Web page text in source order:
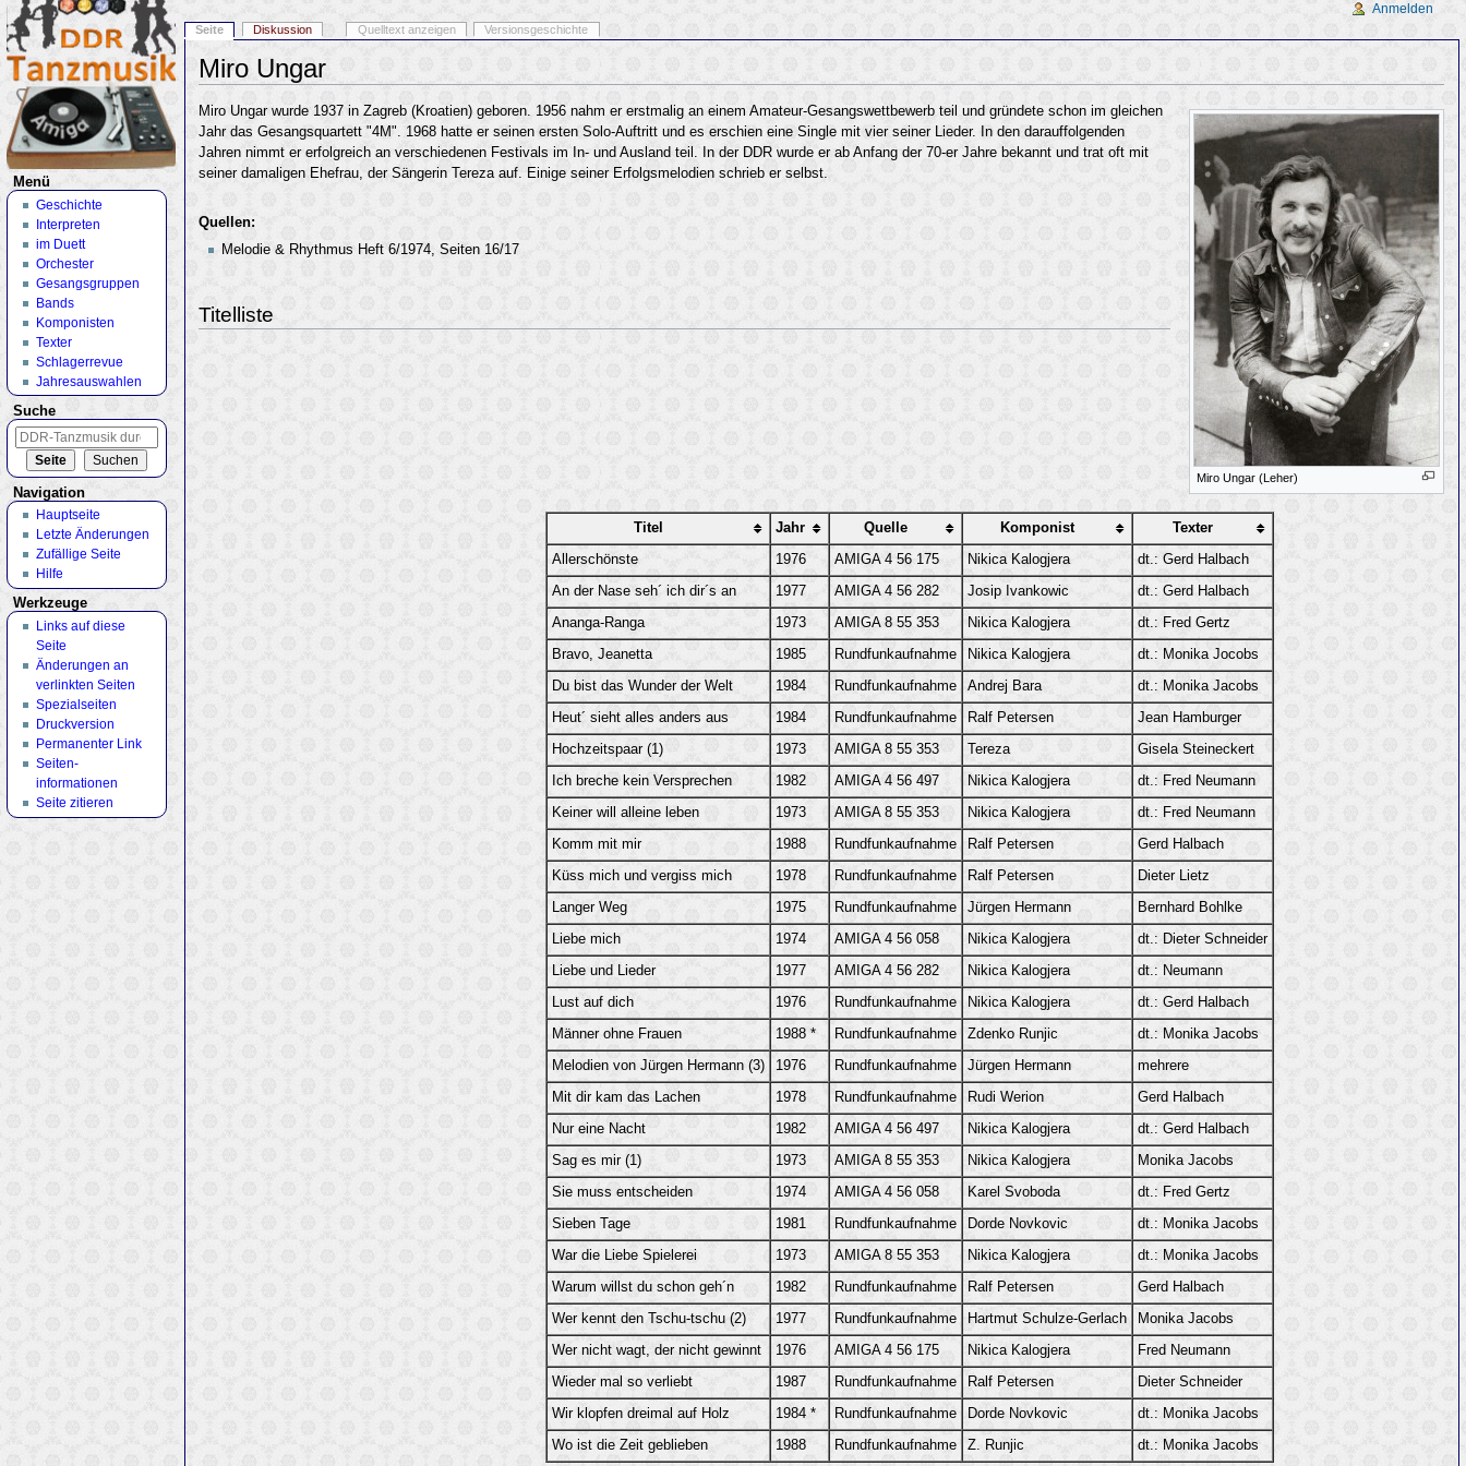
Miro Ungar
Miro Ungar (Leher)
Miro Ungar wurde 1937 in Zagreb (Kroatien) geboren. 1956 nahm er erstmalig an einem Amateur-Gesangswettbewerb teil und gründete schon im gleichen
Jahr das Gesangsquartett "4M". 1968 hatte er seinen ersten Solo-Auftritt und es erschien eine Single mit vier seiner Lieder. In den darauffolgenden
Jahren nimmt er erfolgreich an verschiedenen Festivals im In- und Ausland teil. In der DDR wurde er ab Anfang der 70-er Jahre bekannt und trat oft mit
seiner damaligen Ehefrau, der Sängerin Tereza auf. Einige seiner Erfolgsmelodien schrieb er selbst.
Quellen:
Melodie & Rhythmus Heft 6/1974, Seiten 16/17
Titelliste
Titel Jahr Quelle Komponist Texter
Allerschönste 1976 AMIGA 4 56 175 Nikica Kalogjera dt.: Gerd Halbach
An der Nase seh´ ich dir´s an 1977 AMIGA 4 56 282 Josip Ivankowic dt.: Gerd Halbach
Ananga-Ranga 1973 AMIGA 8 55 353 Nikica Kalogjera dt.: Fred Gertz
Bravo, Jeanetta 1985 Rundfunkaufnahme Nikica Kalogjera dt.: Monika Jocobs
Du bist das Wunder der Welt 1984 Rundfunkaufnahme Andrej Bara dt.: Monika Jacobs
Heut´ sieht alles anders aus 1984 Rundfunkaufnahme Ralf Petersen Jean Hamburger
Hochzeitspaar (1) 1973 AMIGA 8 55 353 Tereza Gisela Steineckert
Ich breche kein Versprechen 1982 AMIGA 4 56 497 Nikica Kalogjera dt.: Fred Neumann
Keiner will alleine leben 1973 AMIGA 8 55 353 Nikica Kalogjera dt.: Fred Neumann
Komm mit mir 1988 Rundfunkaufnahme Ralf Petersen Gerd Halbach
Küss mich und vergiss mich 1978 Rundfunkaufnahme Ralf Petersen Dieter Lietz
Langer Weg 1975 Rundfunkaufnahme Jürgen Hermann Bernhard Bohlke
Liebe mich 1974 AMIGA 4 56 058 Nikica Kalogjera dt.: Dieter Schneider
Liebe und Lieder 1977 AMIGA 4 56 282 Nikica Kalogjera dt.: Neumann
Lust auf dich 1976 Rundfunkaufnahme Nikica Kalogjera dt.: Gerd Halbach
Männer ohne Frauen 1988 * Rundfunkaufnahme Zdenko Runjic dt.: Monika Jacobs
Melodien von Jürgen Hermann (3) 1976 Rundfunkaufnahme Jürgen Hermann mehrere
Mit dir kam das Lachen 1978 Rundfunkaufnahme Rudi Werion Gerd Halbach
Nur eine Nacht 1982 AMIGA 4 56 497 Nikica Kalogjera dt.: Gerd Halbach
Sag es mir (1) 1973 AMIGA 8 55 353 Nikica Kalogjera Monika Jacobs
Sie muss entscheiden 1974 AMIGA 4 56 058 Karel Svoboda dt.: Fred Gertz
Sieben Tage 1981 Rundfunkaufnahme Dorde Novkovic dt.: Monika Jacobs
War die Liebe Spielerei 1973 AMIGA 8 55 353 Nikica Kalogjera dt.: Monika Jacobs
Warum willst du schon geh´n 1982 Rundfunkaufnahme Ralf Petersen Gerd Halbach
Wer kennt den Tschu-tschu (2) 1977 Rundfunkaufnahme Hartmut Schulze-Gerlach Monika Jacobs
Wer nicht wagt, der nicht gewinnt 1976 AMIGA 4 56 175 Nikica Kalogjera Fred Neumann
Wieder mal so verliebt 1987 Rundfunkaufnahme Ralf Petersen Dieter Schneider
Wir klopfen dreimal auf Holz 1984 * Rundfunkaufnahme Dorde Novkovic dt.: Monika Jacobs
Wo ist die Zeit geblieben 1988 Rundfunkaufnahme Z. Runjic dt.: Monika Jacobs
Seite Diskussion Quelltext anzeigen Versionsgeschichte
Anmelden
Menü
Geschichte
Interpreten
im Duett
Orchester
Gesangsgruppen
Bands
Komponisten
Texter
Schlagerrevue
Jahresauswahlen
Suche
Navigation
Hauptseite
Letzte Änderungen
Zufällige Seite
Hilfe
Werkzeuge
Links auf diese
Seite
Änderungen an
verlinkten Seiten
Spezialseiten
Druckversion
Permanenter Link
Seiten­
informationen
Seite zitieren